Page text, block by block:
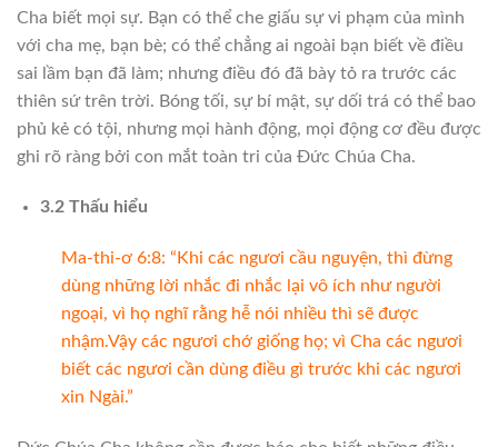
Cha biết mọi sự. Bạn có thể che giấu sự vi phạm của mình
với cha mẹ, bạn bè; có thể chẳng ai ngoài bạn biết về điều
sai lầm bạn đã làm; nhưng điều đó đã bày tỏ ra trước các
thiên sứ trên trời. Bóng tối, sự bí mật, sự dối trá có thể bao
phủ kẻ có tội, nhưng mọi hành động, mọi động cơ đều được
ghi rõ ràng bởi con mắt toàn tri của Đức Chúa Cha.
3.2 Thấu hiểu
Ma-thi-ơ 6:8: “Khi các ngươi cầu nguyện, thì đừng
dùng những lời nhắc đi nhắc lại vô ích như người
ngoại, vì họ nghĩ rằng hễ nói nhiều thì sẽ được
nhậm.Vậy các ngươi chớ giống họ; vì Cha các ngươi
biết các ngươi cần dùng điều gì trước khi các ngươi
xin Ngài.”